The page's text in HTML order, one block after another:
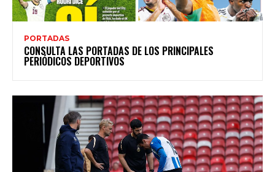
PORTADAS
CONSULTA LAS PORTADAS DE LOS PRINCIPALES
PERIÓDICOS DEPORTIVOS